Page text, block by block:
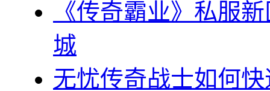
《传奇霸业》私服
城
无忧传奇战士如何